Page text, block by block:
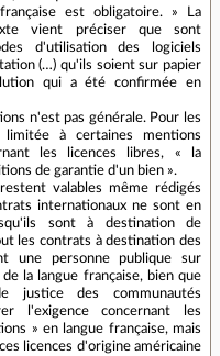
est obligatoire. » La
vient préciser que sont
d'utilisation des logiciels
(…) qu'ils soient sur papier
qui a été confirmée en
n'est pas générale. Pour les
à certaines mentions
les licences libres, « la
de garantie d'un bien ».
valables même rédigés
internationaux ne sont en
sont à destination de
les contrats à destination des
une personne publique sur
la langue française, bien que
justice des communautés
l'exigence concernant les
» en langue française, mais
licences d'origine américaine